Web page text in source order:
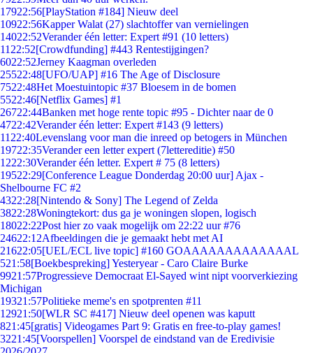
17922:56[PlayStation #184] Nieuw deel
10922:56Kapper Walat (27) slachtoffer van vernielingen
14022:52Verander één letter: Expert #91 (10 letters)
11 22:52[Crowdfunding] #443 Rentestijgingen?
6022:52Jerney Kaagman overleden
25522:48[UFO/UAP] #16 The Age of Disclosure
7522:48Het Moestuintopic #37 Bloesem in de bomen
5522:46[Netflix Games] #1
26722:44Banken met hoge rente topic #95 - Dichter naar de 0
4722:42Verander één letter: Expert #143 (9 letters)
11 22:40Levenslang voor man die inreed op betogers in München
19722:35Verander een letter expert (7lettereditie) #50
1222:30Verander één letter. Expert # 75 (8 letters)
19522:29[Conference League Donderdag 20:00 uur] Ajax -
Shelbourne FC #2
4322:28[Nintendo & Sony] The Legend of Zelda
3822:28Woningtekort: dus ga je woningen slopen, logisch
18022:22Post hier zo vaak mogelijk om 22:22 uur #76
24622:12Afbeeldingen die je gemaakt hebt met AI
21622:05[UEL/ECL live topic] #160 GOAAAAAAAAAAAAAL
521:58[Boekbespreking] Yesteryear - Caro Claire Burke
9921:57Progressieve Democraat El-Sayed wint nipt voorverkiezing
Michigan
19321:57Politieke meme's en spotprenten #11
12921:50[WLR SC #417] Nieuw deel openen was kaputt
821:45[gratis] Videogames Part 9: Gratis en free-to-play games!
3221:45[Voorspellen] Voorspel de eindstand van de Eredivisie